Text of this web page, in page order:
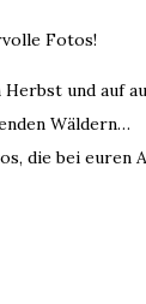
Fotos!
und auf
Wäldern…
die bei euren